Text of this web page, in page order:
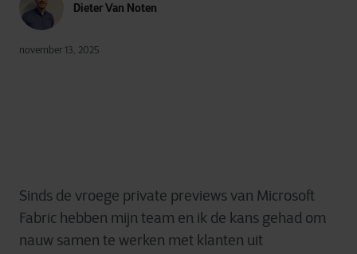
Dieter Van Noten
november 13, 2025
Sinds de vroege private previews van Microsoft
Fabric hebben mijn team en ik de kans gehad om
nauw samen te werken met klanten uit